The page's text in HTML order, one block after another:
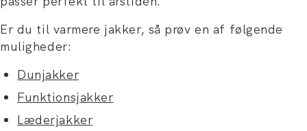
Er du til varmere jakker, så prøv en af følgende
muligheder:
Dunjakker
Funktionsjakker
Læderjakker